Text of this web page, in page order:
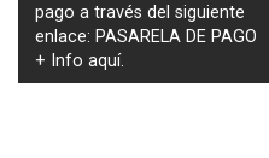
pago a través del siguiente
enlace: PASARELA DE PAGO
+ Infoaquí.